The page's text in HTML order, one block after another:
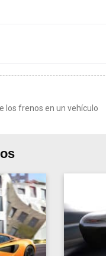
los frenos en un vehículo